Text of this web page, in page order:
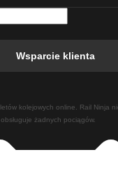
Pociąg Madryt - Lizbona
Pociąg Madryt - Barcelona
kolejowych online. Rail Ninja
żadnych pociągów.
Wsparcie klienta